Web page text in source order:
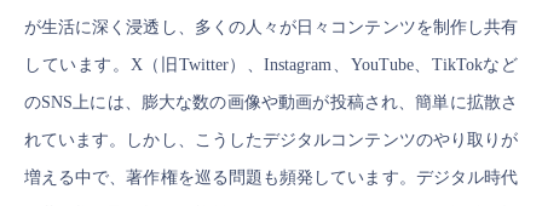
が生活に深く浸透し、多くの人々が日々コンテンツを制作し共有
しています。X（旧Twitter）、Instagram、YouTube、TikTokなど
のSNS上には、膨大な数の画像や動画が投稿され、簡単に拡散さ
れています。しかし、こうしたデジタルコンテンツのやり取りが
増える中で、著作権を巡る問題も頻発しています。デジタル時代